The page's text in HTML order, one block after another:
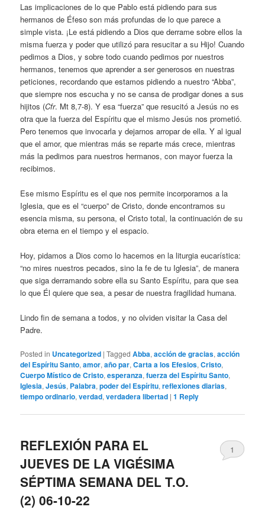
Las implicaciones de lo que Pablo está pidiendo para sus
hermanos de Éfeso son más profundas de lo que parece a
simple vista. ¡Le está pidiendo a Dios que derrame sobre ellos la
misma fuerza y poder que utilizó para resucitar a su Hijo! Cuando
pedimos a Dios, y sobre todo cuando pedimos por nuestros
hermanos, tenemos que aprender a ser generosos en nuestras
peticiones, recordando que estamos pidiendo a nuestro “Abba”,
que siempre nos escucha y no se cansa de prodigar dones a sus
hijitos (Cfr. Mt 8,7-8). Y esa “fuerza” que resucitó a Jesús no es
otra que la fuerza del Espíritu que el mismo Jesús nos prometió.
Pero tenemos que invocarla y dejarnos arropar de ella. Y al igual
que el amor, que mientras más se reparte más crece, mientras
más la pedimos para nuestros hermanos, con mayor fuerza la
recibimos.
Ese mismo Espíritu es el que nos permite incorporarnos a la
Iglesia, que es el “cuerpo” de Cristo, donde encontramos su
esencia misma, su persona, el Cristo total, la continuación de su
obra eterna en el tiempo y el espacio.
Hoy, pidamos a Dios como lo hacemos en la liturgia eucarística:
“no mires nuestros pecados, sino la fe de tu Iglesia”, de manera
que siga derramando sobre ella su Santo Espíritu, para que sea
lo que Él quiere que sea, a pesar de nuestra fragilidad humana.
Lindo fin de semana a todos, y no olviden visitar la Casa del
Padre.
Posted in Uncategorized |Tagged Abba,acción de gracias,acción
del Espíritu Santo,amor,año par,Carta a los Efesios,Cristo,
Cuerpo Místico de Cristo,esperanza,fuerza del Espíritu Santo,
Iglesia,Jesús, Palabra,poder del Espíritu,reflexiones diarias,
tiempo ordinario,verdad,verdadera libertad |1 Reply
REFLEXIÓN PARA EL
JUEVES DE LA VIGÉSIMA
SÉPTIMA SEMANA DEL T.O.
(2) 06-10-22
1